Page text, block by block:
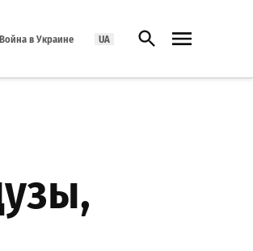
Война в Украине UA Открыть поиск